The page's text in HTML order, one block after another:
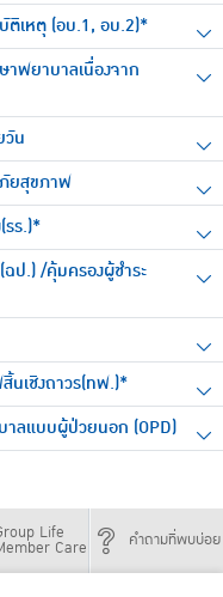
ติเหตุ (อบ.1, อบ.2)*
พยาบาลเนื่องจาก
วัน
ภัยสุขภาพ
รร.)*
ฉป.) /คุ้มครองผู้ชำระ
นเชิงถาวร(ทพ.)*
าลแบบผู้ป่วยนอก (OPD)
Life
Care คำถามที่พบบ่อย